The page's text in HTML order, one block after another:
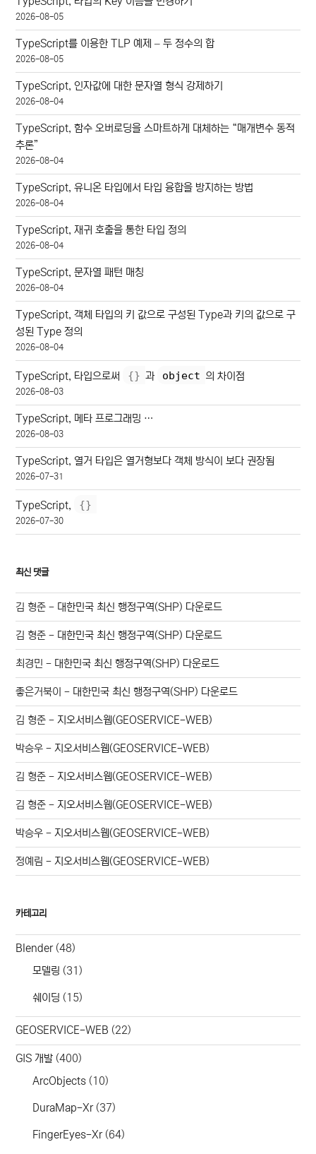
2026-08-05
TypeScript를 이용한 TLP 예제 – 두 정수의 합
2026-08-05
TypeScript, 인자값에 대한 문자열 형식 강제하기
2026-08-04
TypeScript, 함수 오버로딩을 스마트하게 대체하는 “매개변수 동적
추론”
2026-08-04
TypeScript, 유니온 타입에서 타입 융합을 방지하는 방법
2026-08-04
TypeScript, 재귀 호출을 통한 타입 정의
2026-08-04
TypeScript, 문자열 패턴 매칭
2026-08-04
TypeScript, 객체 타입의 키 값으로 구성된 Type과 키의 값으로 구
성된 Type 정의
2026-08-04
TypeScript, 타입으로써 {} 과 object 의 차이점
2026-08-03
TypeScript, 메타 프로그래밍 …
2026-08-03
TypeScript, 열거 타입은 열거형보다 객체 방식이 보다 권장됨
2026-07-31
TypeScript, {}
2026-07-30
최신 댓글
김 형준 - 대한민국 최신 행정구역(SHP) 다운로드
김 형준 - 대한민국 최신 행정구역(SHP) 다운로드
최경민 - 대한민국 최신 행정구역(SHP) 다운로드
좋은거북이 - 대한민국 최신 행정구역(SHP) 다운로드
김 형준 -지오서비스웹(GEOSERVICE-WEB)
박승우 -지오서비스웹(GEOSERVICE-WEB)
김 형준 -지오서비스웹(GEOSERVICE-WEB)
김 형준 -지오서비스웹(GEOSERVICE-WEB)
박승우 -지오서비스웹(GEOSERVICE-WEB)
정예림 -지오서비스웹(GEOSERVICE-WEB)
카테고리
Blender(48)
모델링 (31)
쉐이딩 (15)
GEOSERVICE-WEB (22)
GIS 개발 (400)
ArcObjects (10)
DuraMap-Xr(37)
FingerEyes-Xr(64)